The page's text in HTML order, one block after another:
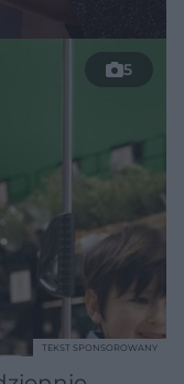
5
TEKST SPONSOROWANY